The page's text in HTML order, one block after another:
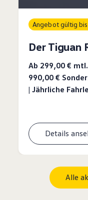
Angebot gültig
Der Tiguan
Ab 299,00 €
990,00 €
| Jährliche
Details
Alle